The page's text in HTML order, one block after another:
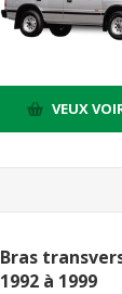
VEUX
Bras
1992 à 1999